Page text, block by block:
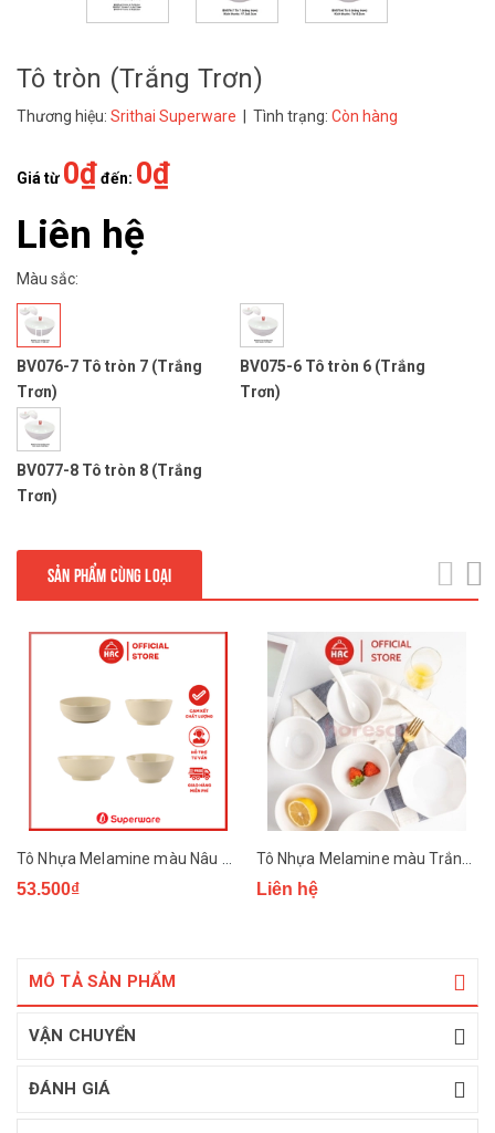
Tô tròn (Trắng Trơn)
Thương hiệu: Srithai Superware | Tình trạng: Còn hàng
Giá từ 0₫đến: 0₫
Liên hệ
Màu sắc:
BV076-7 Tô tròn 7 (Trắng
Trơn)
BV075-6 Tô tròn 6 (Trắng
Trơn)
BV077-8 Tô tròn 8 (Trắng
Trơn)
SẢN PHẨM CÙNG LOẠI
53.500₫ Liên hệ
MÔ TẢ SẢN PHẨM
VẬN CHUYỂN
ĐÁNH GIÁ